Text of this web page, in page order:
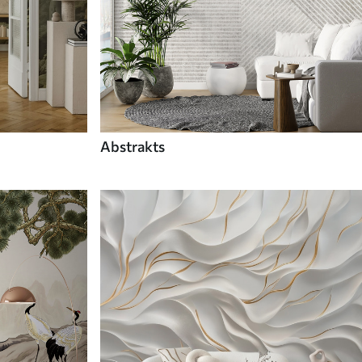
Abstrakts